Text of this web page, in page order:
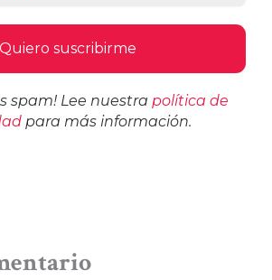
spam! Lee nuestra política de
para más información.